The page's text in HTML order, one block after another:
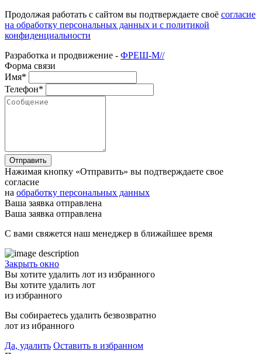
Продолжая работать с сайтом вы подтверждаете своё согласие
на обработку персональных данных и с политикой
конфиденциальности
Разработка и продвижение - ФРЕШ-М//
Форма связи
Имя*
Телефон*
Отправить
Нажимая кнопку «Отправить» вы подтверждаете свое
согласие
на обработку персональных данных
Ваша заявка отправлена
Ваша заявка отправлена
С вами свяжется наш менеджер в ближайшее время
Закрыть окно
Вы хотите удалить лот из избранного
Вы хотите удалить лот
из избранного
Вы собираетесь удалить безвозвратно
лот из ибранного
Да, удалить Оставить в избранном